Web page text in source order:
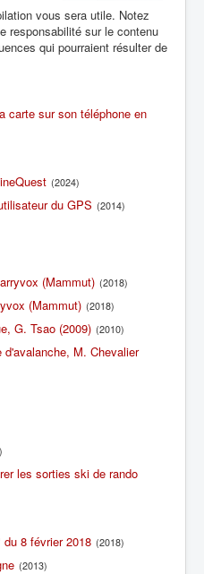
vous sera utile. Notez
responsabilité sur le contenu
qui pourraient résulter de
carte sur son téléphone en
(2024)
du GPS (2014)
(Mammut) (2018)
(Mammut) (2018)
G. Tsao (2009) (2010)
M. Chevalier
les sorties ski de rando
8 février 2018 (2018)
(2013)